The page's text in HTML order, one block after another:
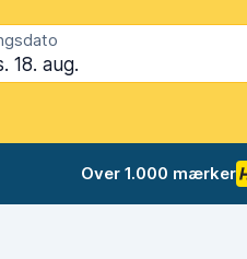
18. aug.
Over 1.000 mærker